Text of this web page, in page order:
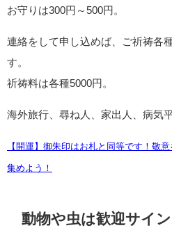
木のケースがあり、御朱印やお守